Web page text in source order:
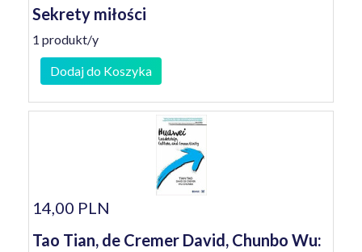
Sekrety miłości
1 produkt/y
Dodaj do Koszyka
14,00 PLN
Tao Tian, de Cremer David, Chunbo Wu: